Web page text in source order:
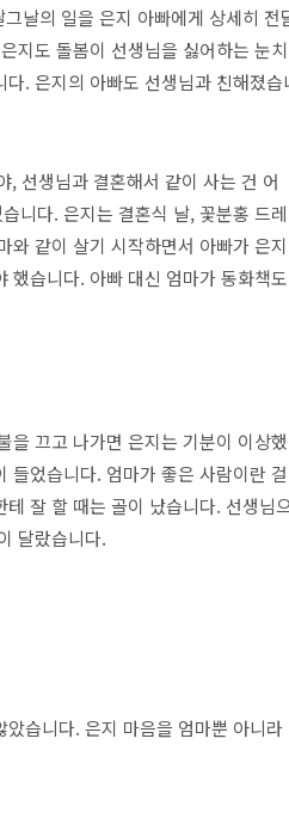
날의 일을 은지 아빠에게 상세히 전
지도 돌봄이 선생님을 싫어하는 눈치
. 은지의 아빠도 선생님과 친해졌습
, 선생님과 결혼해서 같이 사는 건 어
니다. 은지는 결혼식 날, 꽃분홍 드레
와 같이 살기 시작하면서 아빠가 은지
했습니다. 아빠 대신 엄마가 동화책도
을 끄고 나가면 은지는 기분이 이상했
들었습니다. 엄마가 좋은 사람이란 걸
잘 할 때는 골이 났습니다. 선생님
달랐습니다.
습니다. 은지 마음을 엄마뿐 아니라